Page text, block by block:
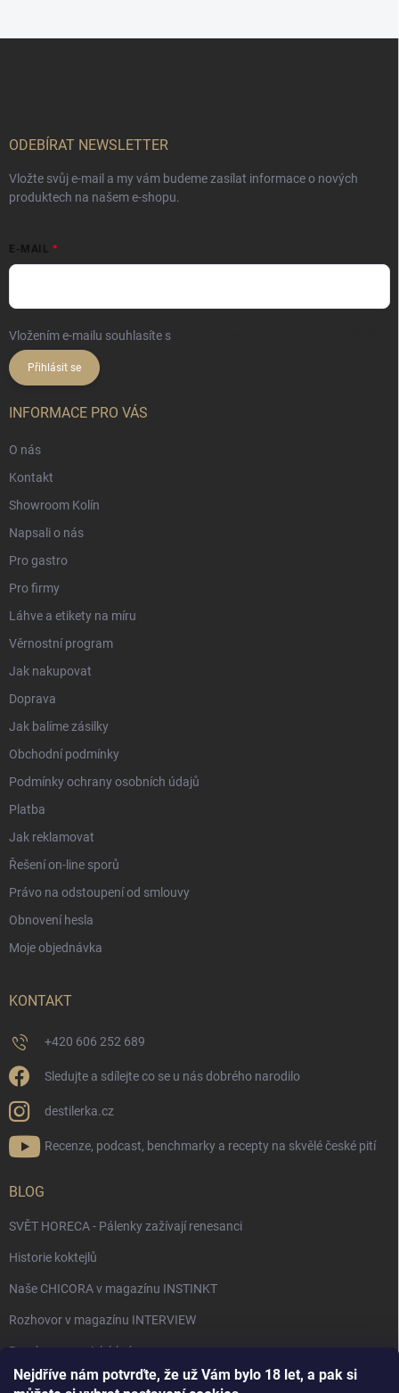
Nejdříve nám potvrďte, že už Vám bylo 18 let, a pak si
ODEBÍRAT NEWSLETTER
Vložte svůj e-mail a my vám budeme zasílat informace o nových
produktech na našem e-shopu.
E-MAIL
Vložením e-mailu souhlasíte s
Přihlásit se
INFORMACE PRO VÁS
O nás
Kontakt
Showroom Kolín
Napsali o nás
Pro gastro
Pro firmy
Láhve a etikety na míru
Věrnostní program
Jak nakupovat
Doprava
Jak balíme zásilky
Obchodní podmínky
Podmínky ochrany osobních údajů
Platba
Jak reklamovat
Řešení on-line sporů
Právo na odstoupení od smlouvy
Obnovení hesla
Moje objednávka
KONTAKT
+420 606 252 689
Sledujte a sdílejte co se u nás dobrého narodilo
destilerka.cz
Recenze, podcast, benchmarky a recepty na skvělé české pití
BLOG
SVĚT HORECA - Pálenky zažívají renesanci
Historie koktejlů
Naše CHICORA v magazínu INSTINKT
Rozhovor v magazínu INTERVIEW
Bourbon, americká krása.
Napsali v TÝDNU o naší práci